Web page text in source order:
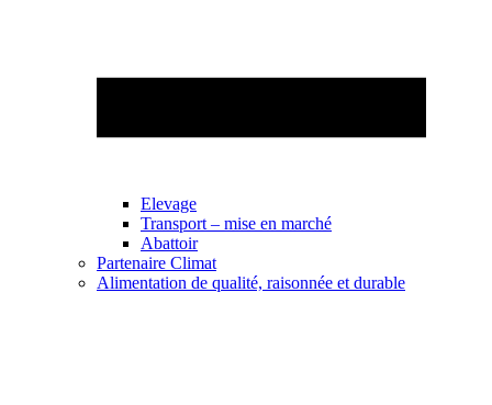
Elevage
Transport – mise en marché
Abattoir
Partenaire Climat
Alimentation de qualité, raisonnée et durable